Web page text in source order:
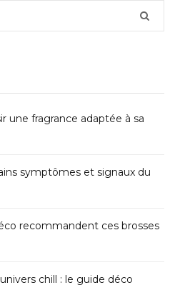
une fragrance adaptée à sa
symptômes et signaux du
recommandent ces brosses
chill : le guide déco